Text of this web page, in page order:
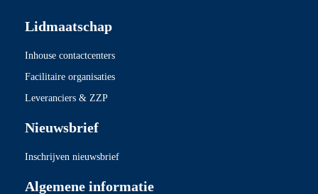
Lidmaatschap
Inhouse contactcenters
Facilitaire organisaties
Leveranciers & ZZP
Nieuwsbrief
Inschrijven nieuwsbrief
Algemene informatie